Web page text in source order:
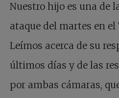
Nuestro hijo es una de
ataque del martes en el
Leímos acerca de su
últimos días y de las
por ambas cámaras,